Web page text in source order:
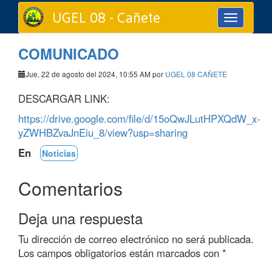
Toggle
navigation
UGEL 08 - Cañete
COMUNICADO
Jue, 22 de agosto del 2024, 10:55 AM por UGEL 08 CAÑETE
DESCARGAR LINK:
https://drive.google.com/file/d/15oQwJLutHPXQdW_x-
yZWHBZvaJnEiu_8/view?usp=sharing
En
Noticias
Comentarios
Deja una respuesta
Tu dirección de correo electrónico no será publicada.
Los campos obligatorios están marcados con *